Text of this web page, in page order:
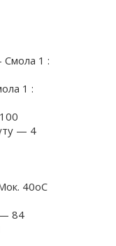
1 :
1 :
— 4
40oC
84